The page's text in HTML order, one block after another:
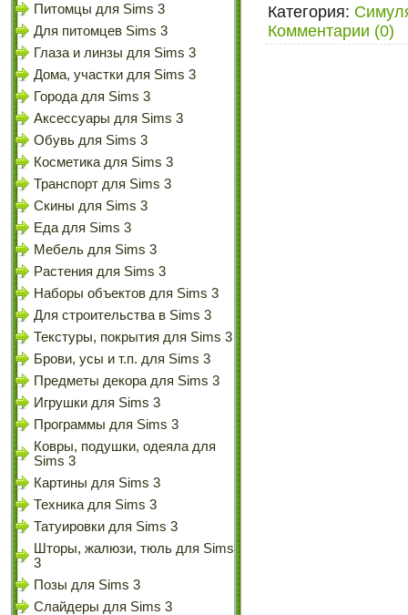
Питомцы для Sims 3
Для питомцев Sims 3
Глаза и линзы для Sims 3
Дома, участки для Sims 3
Города для Sims 3
Аксессуары для Sims 3
Обувь для Sims 3
Косметика для Sims 3
Транспорт для Sims 3
Скины для Sims 3
Еда для Sims 3
Мебель для Sims 3
Растения для Sims 3
Наборы объектов для Sims 3
Для строительства в Sims 3
Текстуры, покрытия для Sims 3
Брови, усы и т.п. для Sims 3
Предметы декора для Sims 3
Игрушки для Sims 3
Программы для Sims 3
Ковры, подушки, одеяла для
Sims 3
Картины для Sims 3
Техника для Sims 3
Татуировки для Sims 3
Шторы, жалюзи, тюль для Sims
3
Позы для Sims 3
Слайдеры для Sims 3
Категория:
Комментарии (0)